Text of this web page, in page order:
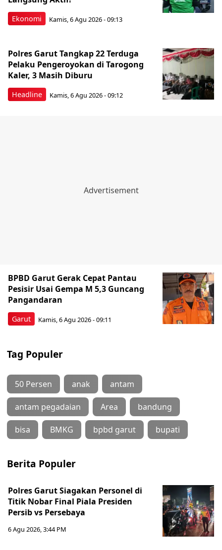
Ekonomi Kamis, 6 Agu 2026 - 09:13
Headline
Polres Garut Tangkap 22 Terduga
Pelaku Pengeroyokan di Tarogong
Kaler, 3 Masih Diburu
Kamis, 6 Agu 2026 - 09:12
Garut
BPBD Garut Gerak Cepat Pantau
Pesisir Usai Gempa M 5,3 Guncang
Pangandaran
Kamis, 6 Agu 2026 - 09:11
Tag Populer
50 Persen anak antam
antam pegadaian Area bandung
bisa BMKG bpbd garut bupati
Berita Populer
Polres Garut Siagakan Personel di
Titik Nobar Final Piala Presiden
Persib vs Persebaya
6 Agu 2026, 3:44 PM